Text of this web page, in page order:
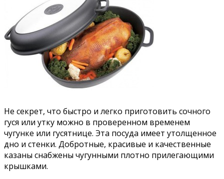
Не секрет, что быстро и легко приготовить сочного
гуся или утку можно в проверенном временем
чугунке или гусятнице. Эта посуда имеет утолщенное
дно и стенки. Добротные, красивые и качественные
казаны снабжены чугунными плотно прилегающими
крышками.